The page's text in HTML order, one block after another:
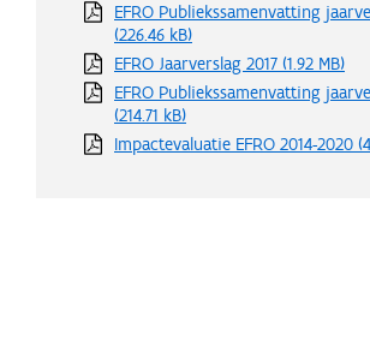
EFRO Publiekssamenvatting
(226.46 kB)
EFRO Jaarverslag 2017 (1.92 MB)
EFRO Publiekssamenvatting
(214.71 kB)
Impactevaluatie EFRO 2014-2020